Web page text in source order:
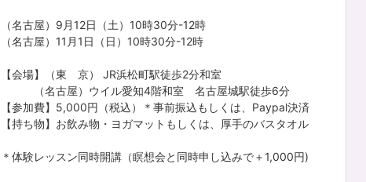
（名古屋）9月12日（土）10時30分-12時
（名古屋）11月1日（日）10時30分-12時
【会場】（東 京） JR浜松町駅徒歩2分和室
（名古屋）ウイル愛知4階和室 名古屋城駅徒歩6分
【参加費】5,000円（税込）＊事前振込もしくは、Paypal決済
【持ち物】お飲み物・ヨガマットもしくは、厚手のバスタオル
＊体験レッスン同時開講（瞑想会と同時申し込みで＋1,000円)